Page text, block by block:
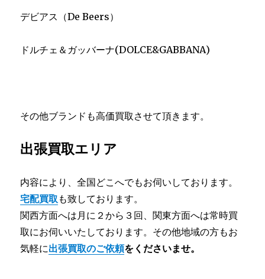
デビアス（De Beers）
ドルチェ＆ガッバーナ(DOLCE&GABBANA)
その他ブランドも高価買取させて頂きます。
出張買取エリア
内容により、全国どこへでもお伺いしております。
宅配買取 も致しております。
関西方面へは月に２から３回、関東方面へは常時買
取にお伺いいたしております。その他地域の方もお
気軽に出張買取のご依頼をくださいませ。